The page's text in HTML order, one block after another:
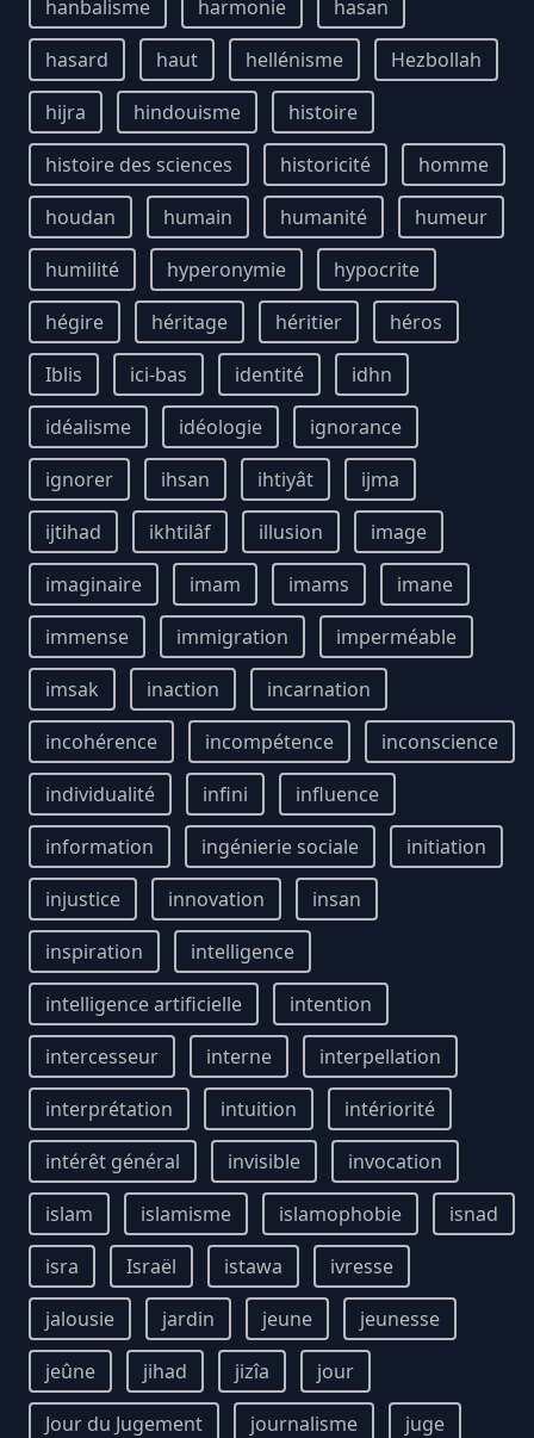
hanbalisme harmonie
hasan
hasard
haut hellénisme
Hezbollah
hijra
hindouisme
histoire
histoire des sciences
historicité
homme
houdan
humain humanité
humeur
humilité
hyperonymie
hypocrite
hégire
héritage héritier
héros
Iblis
ici-bas identité
idhn
idéalisme
idéologie
ignorance
ignorer
ihsan ihtiyât
ijma
ijtihad
ikhtilâf illusion
image
imaginaire
imam imams
imane
immense
immigration
imperméable
imsak
inaction
incarnation
incohérence
incompétence
inconscience
individualité
infini
influence
information
ingénierie sociale
initiation
injustice
innovation
insan
inspiration
intelligence
intelligence artificielle
intention
intercesseur
interne
interpellation
interprétation
intuition
intériorité
intérêt général
invisible
invocation
islam
islamisme islamophobie
isnad
isra
Israël istawa
ivresse
jalousie
jardin jeune
jeunesse
jeûne
jihad jizîa
jour
Jour du Jugement
journalisme
juge